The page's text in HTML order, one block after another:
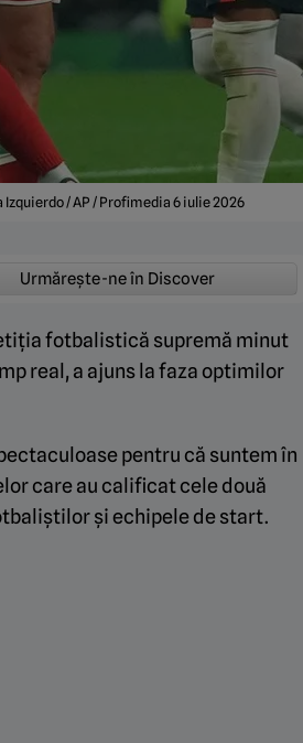
Izquierdo / AP / Profimedia 6 iulie 2026
Urmărește-ne în Discover
fotbalistică supremă minut
real, a ajuns la faza optimilor
pentru că suntem în
care au calificat cele două
și echipele de start.